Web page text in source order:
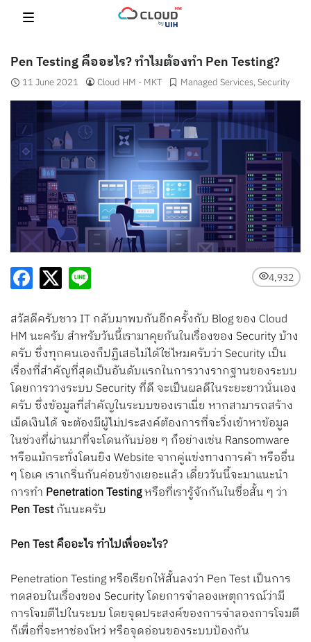
Search
for:
Pen Testing คืออะไร? ทำไมต้องทำ Pen Testing?
11 June 2021 Cloud HM - MKT Managed Services,Security
4,932
สวัสดีครับชาว IT กลับมาพบกันอีกครั้งกับ Blog ของ Cloud
HM นะครับ สำหรับวันนี้เรามาคุยกันในเรื่องของ Security บ้าง
ครับ ซึ่งทุกคนเองก็ปฏิเสธไม่ได้ใช่ไหมครับว่า Security เป็น
เรื่องที่สำคัญที่สุดเป็นอันดับแรกในการวางรากฐานของระบบ
โดยการวางระบบ Security ที่ดี จะเป็นผลดีในระยะยาวนั่นเอง
ครับ ซึ่งข้อมูลที่สำคัญในระบบของเราเนี่ย หากสามารถสร้าง
เม็ดเงินได้ จะต้องมีผู้ไม่ประสงค์ต้องการที่จะวิ่งเข้าหาข้อมูล
ในช่วงที่ผ่านมาที่จะโดนกันบ่อย ๆ ก็อย่างเช่น Ransomware
หรือแม้กระทั่งโดนยิง Website จากคู่แข่งทางการค้า หรืออื่น
ๆ โอเค เราเกริ่นกันค่อนข้างเยอะแล้ว เดี๋ยววันนี้จะมาแนะนำ
การทำ Penetration Testingหรือที่เรารู้จักกันในชื่อสั้น ๆ ว่า
Pen Testกันนะครับ
Pen Test คืออะไร ทำไปเพื่ออะไร?
Penetration Testing หรือเรียกให้สั้นลงว่า Pen Test เป็นการ
ทดสอบในเรื่องของ Security โดยการจำลองเหตุการณ์ว่ามี
การโจมตีไปในระบบ โดยจุดประสงค์ของการจำลองการโจมตี
ก็เพื่อที่จะหาช่องโหว่ หรือจุดอ่อนของระบบป้องกัน